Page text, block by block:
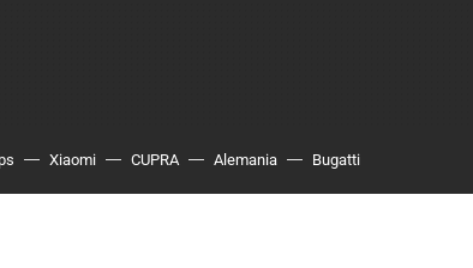
Xiaomi CUPRA Alemania Bugatti